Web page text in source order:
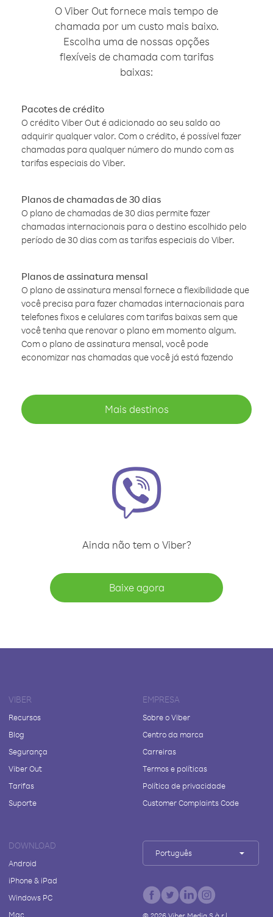
O Viber Out fornece mais tempo de
chamada por um custo mais baixo.
Escolha uma de nossas opções
flexíveis de chamada com tarifas
baixas:
Pacotes de crédito
O crédito Viber Out é adicionado ao seu saldo ao
adquirir qualquer valor. Com o crédito, é possível fazer
chamadas para qualquer número do mundo com as
tarifas especiais do Viber.
Planos de chamadas de 30 dias
O plano de chamadas de 30 dias permite fazer
chamadas internacionais para o destino escolhido pelo
período de 30 dias com as tarifas especiais do Viber.
Planos de assinatura mensal
O plano de assinatura mensal fornece a flexibilidade que
você precisa para fazer chamadas internacionais para
telefones fixos e celulares com tarifas baixas sem que
você tenha que renovar o plano em momento algum.
Com o plano de assinatura mensal, você pode
economizar nas chamadas que você já está fazendo
Mais destinos
Ainda não tem o Viber?
Baixe agora
VIBER
Recursos
Blog
Segurança
Viber Out
Tarifas
Suporte
EMPRESA
Sobre o Viber
Centro da marca
Carreiras
Termos e políticas
Política de privacidade
Customer Complaints Code
DOWNLOAD
Android
iPhone & iPad
Windows PC
Mac
Português